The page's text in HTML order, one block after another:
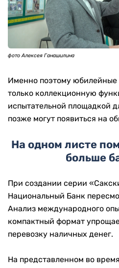
фото Алексея Ганашилина
Именно поэтому
только коллекционную
испытательной площадкой
позже могут появиться на
На одном листе
больше
При создании серии
Национальный Банк
Анализ международного
компактный формат
перевозку наличных денег.
На представленном во